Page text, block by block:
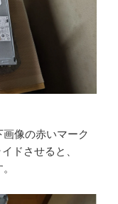
像の赤いマーク
ドさせると、